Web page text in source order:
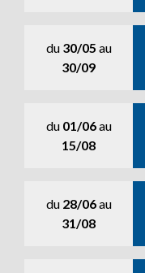
du 30/05 au
30/09
du 01/06au
15/08
du 28/06au
31/08